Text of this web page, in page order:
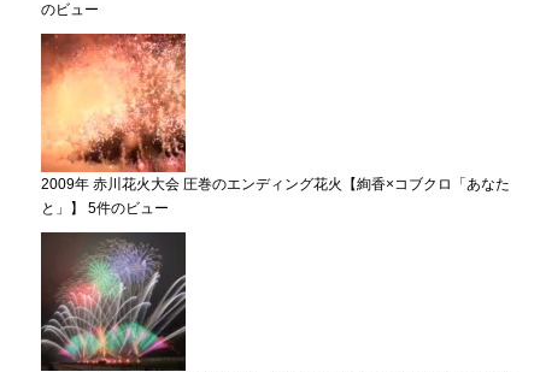
のビュー
2009年 赤川花火大会 圧巻のエンディング花火【絢香×コブクロ「あなた
と」】
5件のビュー